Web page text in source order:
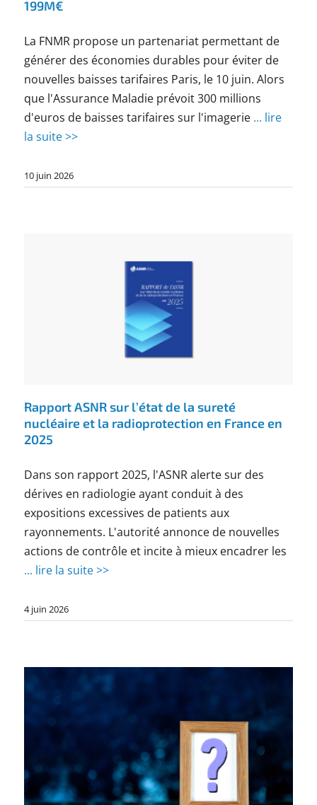
199M€
La FNMR propose un partenariat permettant de
générer des économies durables pour éviter de
nouvelles baisses tarifaires Paris, le 10 juin. Alors
que l'Assurance Maladie prévoit 300 millions
d'euros de baisses tarifaires sur l'imagerie... lire
la suite >>
10 juin 2026
Rapport ASNR sur l’état de la sureté
nucléaire et la radioprotection en France en
2025
Dans son rapport 2025, l'ASNR alerte sur des
dérives en radiologie ayant conduit à des
expositions excessives de patients aux
rayonnements. L'autorité annonce de nouvelles
actions de contrôle et incite à mieux encadrer les
... lire la suite >>
4 juin 2026